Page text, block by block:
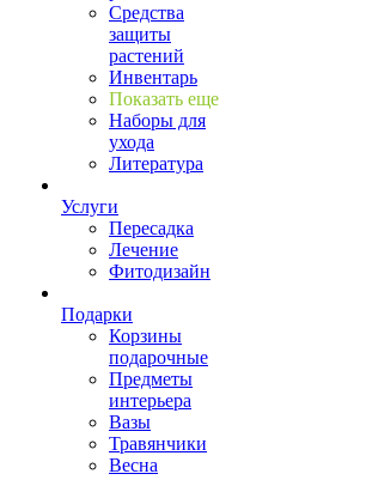
Средства
защиты
растений
Инвентарь
Показать еще
Наборы для
ухода
Литература
Услуги
Пересадка
Лечение
Фитодизайн
Подарки
Корзины
подарочные
Предметы
интерьера
Вазы
Травянчики
Весна